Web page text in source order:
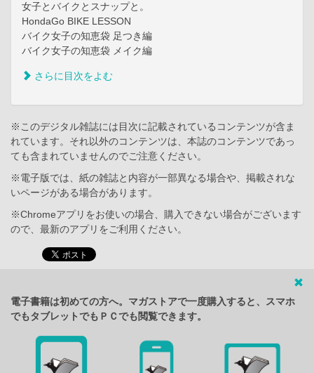
女子とバイクとスナップと。
HondaGo BIKE LESSON
バイク女子の知恵袋 足つき編
バイク女子の知恵袋 メイク編
さらに目次をよむ
※このデジタル雑誌には目次に記載されているコンテンツが含ま
れています。それ以外のコンテンツは、本誌のコンテンツであっ
ても含まれていませんのでご注意ください。
※電子版では、紙の雑誌と内容が一部異なる場合や、掲載されな
いページがある場合があります。
※Chromeアプリをお使いの場合、購入できない場合がございます
ので、最新のアプリをご利用ください。
電子書籍は初めての方へ。マガストアで一度購入すると、スマホ
でもタブレットでもＰＣでも閲覧できます。